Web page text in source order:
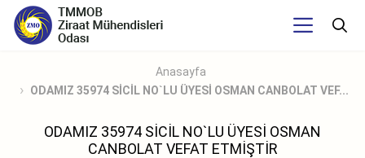
Anasayfa
ODAMIZ 35974 SİCİL NO`LU ÜYESİ OSMAN CANBOLAT VEF...
ODAMIZ 35974 SİCİL NO`LU ÜYESİ OSMAN
CANBOLAT VEFAT ETMİŞTİR